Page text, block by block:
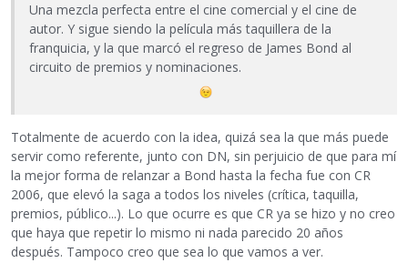
Una mezcla perfecta entre el cine comercial y el cine de
autor. Y sigue siendo la película más taquillera de la
franquicia, y la que marcó el regreso de James Bond al
circuito de premios y nominaciones.
Totalmente de acuerdo con la idea, quizá sea la que más puede
servir como referente, junto con DN, sin perjuicio de que para mí
la mejor forma de relanzar a Bond hasta la fecha fue con CR
2006, que elevó la saga a todos los niveles (crítica, taquilla,
premios, público...). Lo que ocurre es que CR ya se hizo y no creo
que haya que repetir lo mismo ni nada parecido 20 años
después. Tampoco creo que sea lo que vamos a ver.